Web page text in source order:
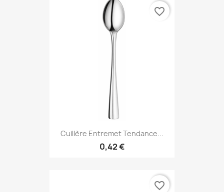
Cuillère Entremet Tendance...
0,42 €
favorite_border
favorite_border